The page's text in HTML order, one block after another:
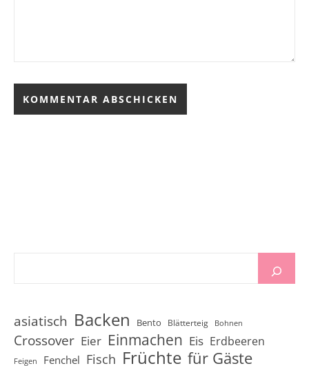
asiatisch Backen Bento Blätterteig Bohnen
Crossover Eier Einmachen Eis Erdbeeren
Feigen Fenchel Fisch Früchte für Gäste